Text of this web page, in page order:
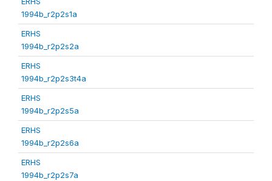
1994b_r2p2s1a
ERHS
1994b_r2p2s2a
ERHS
1994b_r2p2s3t4a
ERHS
1994b_r2p2s5a
ERHS
1994b_r2p2s6a
ERHS
1994b_r2p2s7a